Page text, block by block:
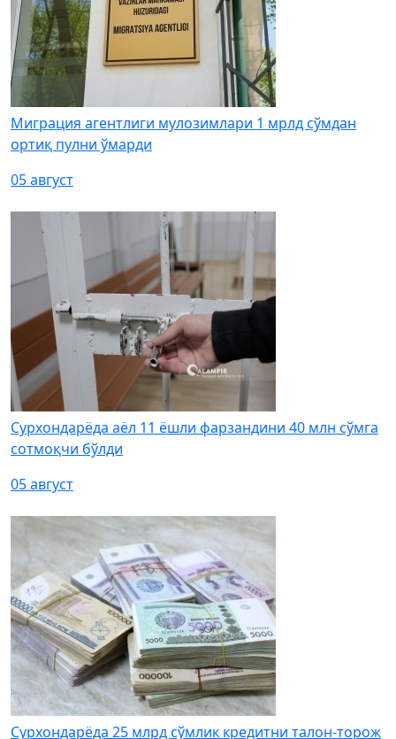
Миграция агентлиги мулозимлари 1 мрлд сўмдан
ортиқ пулни ўмарди
05 август
Сурхондарёда аёл 11 ёшли фарзандини 40 млн сўмга
сотмоқчи бўлди
05 август
Сурхондарёда 25 млрд сўмлик кредитни талон-торож